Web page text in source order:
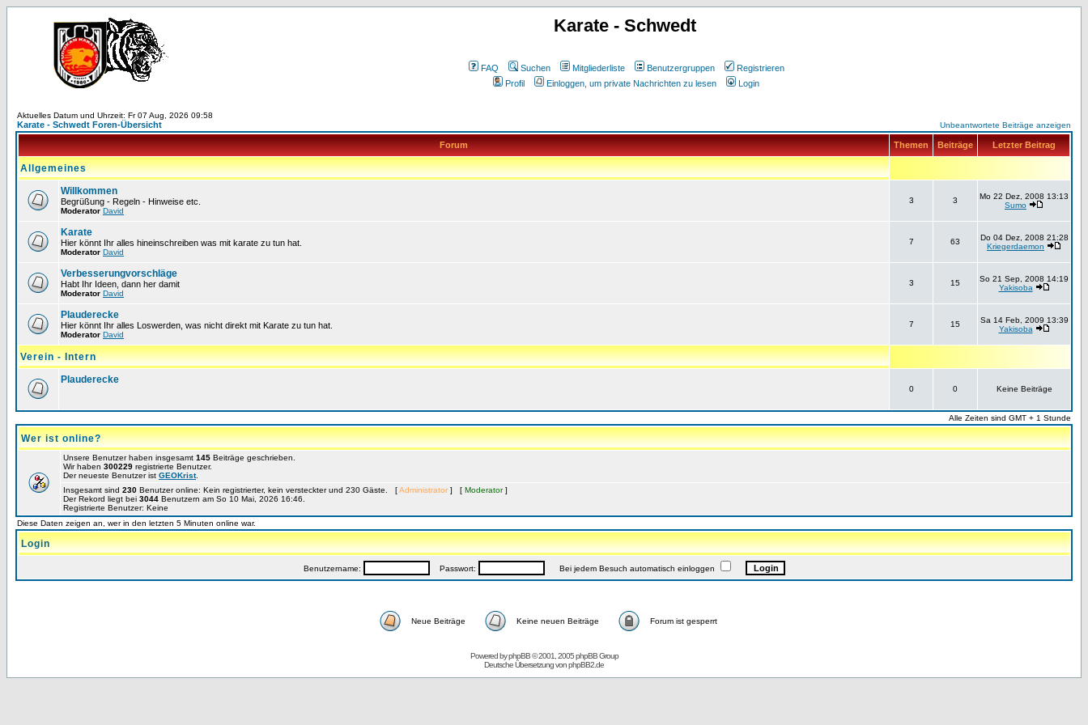
Karate - Schwedt
FAQ Suchen Mitgliederliste Benutzergruppen
Registrieren
Profil
Einloggen, um private Nachrichten zu lesen Login
Aktuelles Datum und Uhrzeit: Fr 07 Aug, 2026 09:58
Karate - Schwedt Foren-Übersicht Unbeantwortete Beiträge anzeigen
Forum Themen Beiträge Letzter Beitrag
Allgemeines
Willkommen
Begrüßung - Regeln - Hinweise etc.
Moderator David
3 3
Mo 22 Dez, 2008 13:13
Sumo
Karate
Hier könnt Ihr alles hineinschreiben was mit karate zu tun hat.
Moderator David
7 63
Do 04 Dez, 2008 21:28
Kriegerdaemon
Verbesserungvorschläge
Habt Ihr Ideen, dann her damit
Moderator David
3 15
So 21 Sep, 2008 14:19
Yakisoba
Plauderecke
Hier könnt Ihr alles Loswerden, was nicht direkt mit Karate zu tun hat.
Moderator David
7 15
Sa 14 Feb, 2009 13:39
Yakisoba
Verein - Intern
Plauderecke
0 0 Keine Beiträge
Alle Zeiten sind GMT + 1 Stunde
Wer ist online?
Unsere Benutzer haben insgesamt 145 Beiträge geschrieben.
Wir haben 300229 registrierte Benutzer.
Der neueste Benutzer ist GEOKrist.
Insgesamt sind 230 Benutzer online: Kein registrierter, kein versteckter und 230 Gäste. [Administrator ] [ Moderator]
Der Rekord liegt bei 3044 Benutzern am So 10 Mai, 2026 16:46.
Registrierte Benutzer: Keine
Diese Daten zeigen an, wer in den letzten 5 Minuten online war.
Login
Benutzername: Passwort: Bei jedem Besuch automatisch einloggen
Neue Beiträge Keine neuen Beiträge Forum ist gesperrt
Powered byphpBB© 2001, 2005 phpBB Group
Deutsche Übersetzung vonphpBB2.de